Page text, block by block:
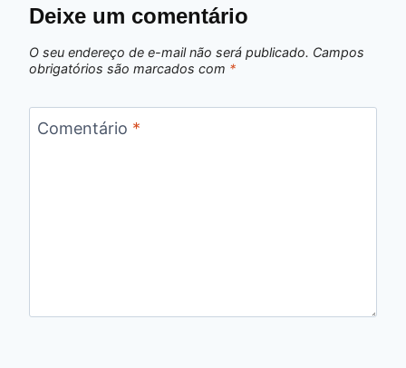
Deixe um comentário
O seu endereço de e-mail não será publicado. Campos
obrigatórios são marcados com *
Comentário *